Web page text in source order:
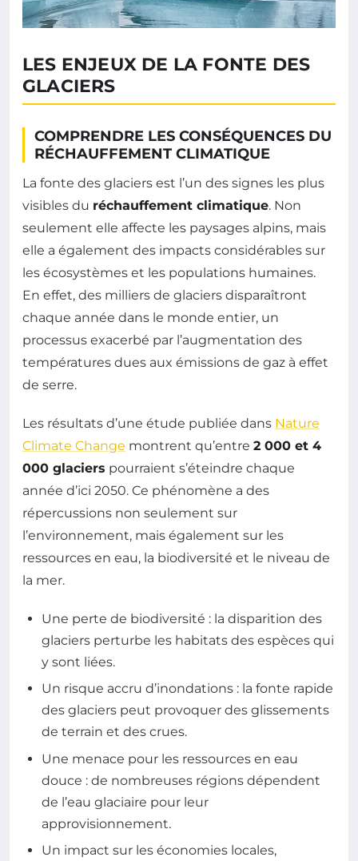
LES ENJEUX DE LA FONTE DES
GLACIERS
COMPRENDRE LES CONSÉQUENCES DU
RÉCHAUFFEMENT CLIMATIQUE
La fonte des glaciers est l’un des signes les plus
visibles du réchauffement climatique. Non
seulement elle affecte les paysages alpins, mais
elle a également des impacts considérables sur
les écosystèmes et les populations humaines.
En effet, des milliers de glaciers disparaîtront
chaque année dans le monde entier, un
processus exacerbé par l’augmentation des
températures dues aux émissions de gaz à effet
de serre.
Les résultats d’une étude publiée dans Nature
Climate Change montrent qu’entre 2 000 et 4
000 glaciers pourraient s’éteindre chaque
année d’ici 2050. Ce phénomène a des
répercussions non seulement sur
l’environnement, mais également sur les
ressources en eau, la biodiversité et le niveau de
la mer.
Une perte de biodiversité : la disparition des
glaciers perturbe les habitats des espèces qui
y sont liées.
Un risque accru d’inondations : la fonte rapide
des glaciers peut provoquer des glissements
de terrain et des crues.
Une menace pour les ressources en eau
douce : de nombreuses régions dépendent
de l’eau glaciaire pour leur
approvisionnement.
Un impact sur les économies locales,